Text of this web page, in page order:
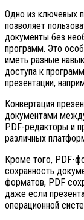
Одно из ключевых
позволяет
документы без
программ. Это
иметь разные
доступа к
презентации,
Конвертация
документами
PDF-редакторы и
различных
Кроме того, PDF-
сохранность
форматов, PDF
даже если
операционной